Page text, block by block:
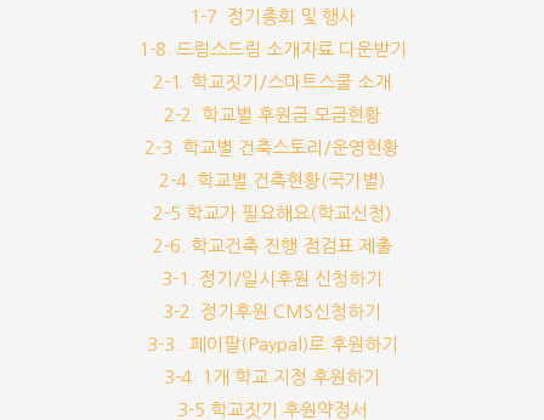
1-7. 정기총회 및 행사
1-8. 드림스드림 소개자료 다운받기
2-1. 학교짓기/스마트스쿨 소개
2-2. 학교별 후원금 모금현황
2-3. 학교별 건축스토리/운영현황
2-4. 학교별 건축현황(국가별)
2-5 학교가 필요해요(학교신청)
2-6. 학교건축 진행 점검표 제출
3-1. 정기/일시후원 신청하기
3-2. 정기후원 CMS신청하기
3-3.. 페이팔(Paypal)로 후원하기
3-4. 1개 학교 지정 후원하기
3-5.학교짓기 후원약정서